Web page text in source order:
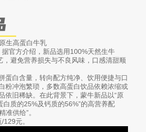
生高蛋白牛乳
官方介绍，新品选用100%天然生牛
避免营养损失与不良风味，口感清甜顺
蛋白含量，转向配方纯净、饮用便捷与口
粉冲泡繁琐，多数高蛋白饮品依赖浓缩或
依旧稀缺。在此背景下，蒙牛新品以“原
质的25%及钙质的56%”的高营养配
准供给”。
元。